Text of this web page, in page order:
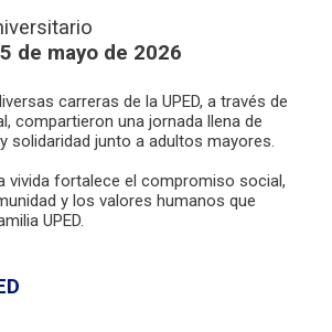
de mayo de 2026
carreras de la UPED, a través de
compartieron una jornada llena de
solidaridad junto a adultos mayores.
vivida fortalece el compromiso social,
y los valores humanos que
UPED.